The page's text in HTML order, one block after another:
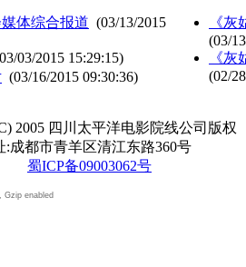
媒体综合报道 (03/13/2015
03/2015 15:29:15)
(03/16/2015 09:30:36)
《
(03/
《
(02/
2005 四川太平洋电影院线公司版权
:成都市青羊区清江东路360号
蜀ICP备09003062号
Gzip enabled